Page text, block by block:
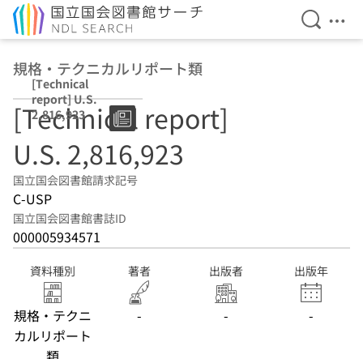
検索を
メ
規格・テクニカルリポート類
[Technical
report] U.S.
2,816,923
[Technical report]
U.S. 2,816,923
国立国会図書館請求記号
C-USP
国立国会図書館書誌ID
000005934571
資料種別
規格・テクニ
カルリポート
著者
-
出版者
-
出版年
-